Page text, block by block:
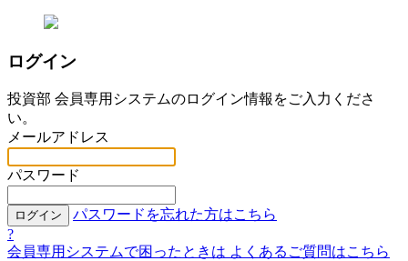
ログイン
投資部 会員専用システムのログイン情報をご入力くださ
い。
メールアドレス
パスワード
ログイン
パスワードを忘れた方はこちら
?
会員専用システムで困ったときは よくあるご質問はこちら